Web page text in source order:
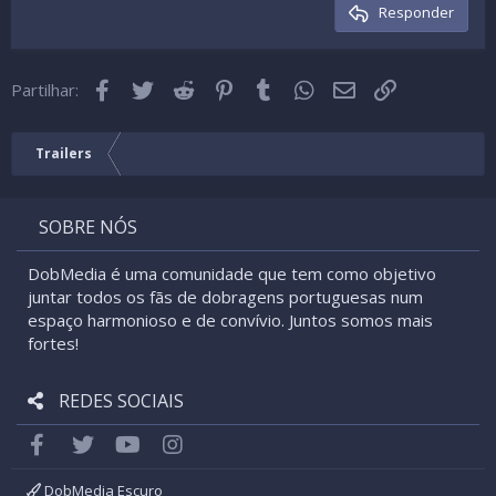
26
Trebuchet MS
Cabeçalho 3Responder
Partilhar: Facebook
Twitter Reddit Pinterest
Tumblr WhatsApp
Email
Trailers
SOBRE NÓS
DobMedia é uma comunidade que tem como objetivo
juntar todos os fãs de dobragens portuguesas num
espaço harmonioso e de convívio. Juntos somos mais
fortes!
REDES SOCIAIS
FacebookTwitter youtube
DobMedia Escuro